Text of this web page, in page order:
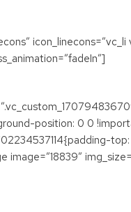
icon_linecons=”vc_li
position: 0 0